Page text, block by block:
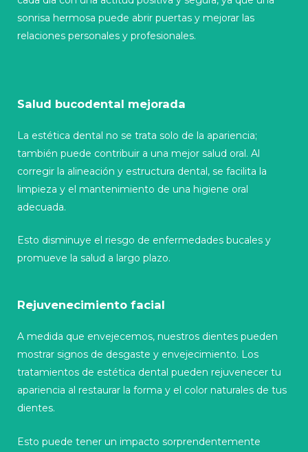
sonrisa hermosa puede abrir puertas y mejorar las
relaciones personales y profesionales.
Salud bucodental mejorada
La estética dental no se trata solo de la apariencia;
también puede contribuir a una mejor salud oral. Al
corregir la alineación y estructura dental, se facilita la
limpieza y el mantenimiento de una higiene oral
adecuada.
Esto disminuye el riesgo de enfermedades bucales y
promueve la salud a largo plazo.
Rejuvenecimiento facial
A medida que envejecemos, nuestros dientes pueden
mostrar signos de desgaste y envejecimiento. Los
tratamientos de estética dental pueden rejuvenecer tu
apariencia al restaurar la forma y el color naturales de tus
dientes.
Esto puede tener un impacto sorprendentemente